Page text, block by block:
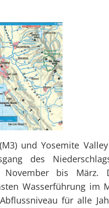
und Yosemite
des
November bis März.
Wasserführung im
für alle